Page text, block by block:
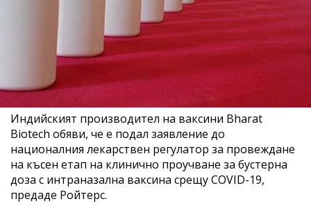
Индийският производител на ваксини Bharat
Biotech обяви, че е подал заявление до
националния лекарствен регулатор за провеждане
на късен етап на клинично проучване за бустерна
доза с интраназална ваксина срещу COVID-19,
предаде Ройтерс.